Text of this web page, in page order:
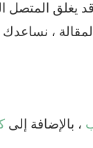
يغلق المتصل
،
، بالإضافة إلى